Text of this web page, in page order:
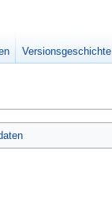
Versionsgeschichte